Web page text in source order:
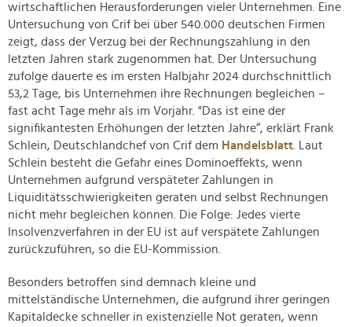
wirtschaftlichen Herausforderungen vieler Unternehmen. Eine
Untersuchung von Crif bei über 540.000 deutschen Firmen
zeigt, dass der Verzug bei der Rechnungszahlung in den
letzten Jahren stark zugenommen hat. Der Untersuchung
zufolge dauerte es im ersten Halbjahr 2024 durchschnittlich
53,2 Tage, bis Unternehmen ihre Rechnungen begleichen –
fast acht Tage mehr als im Vorjahr. "Das ist eine der
signifikantesten Erhöhungen der letzten Jahre“, erklärt Frank
Schlein, Deutschlandchef von Crif dem Handelsblatt . Laut
Schlein besteht die Gefahr eines Dominoeffekts, wenn
Unternehmen aufgrund verspäteter Zahlungen in
Liquiditätsschwierigkeiten geraten und selbst Rechnungen
nicht mehr begleichen können. Die Folge: Jedes vierte
Insolvenzverfahren in der EU ist auf verspätete Zahlungen
zurückzuführen, so die EU-Kommission.
Besonders betroffen sind demnach kleine und
mittelständische Unternehmen, die aufgrund ihrer geringen
Kapitaldecke schneller in existenzielle Not geraten, wenn